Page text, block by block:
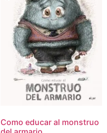
Como educar al monstruo